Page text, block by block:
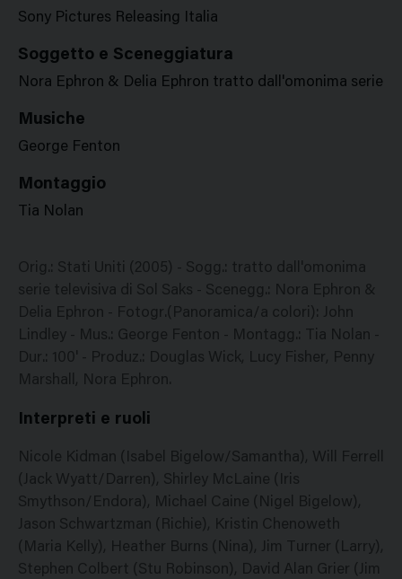
Sony Pictures Releasing Italia
Soggetto e Sceneggiatura
Nora Ephron & Delia Ephron tratto dall'omonima serie
Musiche
George Fenton
Montaggio
Tia Nolan
Orig.: Stati Uniti (2005) - Sogg.: tratto dall'omonima
serie televisiva di Sol Saks - Scenegg.: Nora Ephron &
Delia Ephron - Fotogr.(Panoramica/a colori): John
Lindley - Mus.: George Fenton - Montagg.: Tia Nolan -
Dur.: 100' - Produz.: Douglas Wick, Lucy Fisher, Penny
Marshall, Nora Ephron.
Interpreti e ruoli
Nicole Kidman (Isabel Bigelow/Samantha), Will Ferrell
(Jack Wyatt/Darren), Shirley McLaine (Iris
Smythson/Endora), Michael Caine (Nigel Bigelow),
Jason Schwartzman (Richie), Kristin Chenoweth
(Maria Kelly), Heather Burns (Nina), Jim Turner (Larry),
Stephen Colbert (Stu Robinson), David Alan Grier (Jim